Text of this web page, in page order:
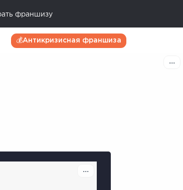
франшизу
💰Антикризисная франшиза